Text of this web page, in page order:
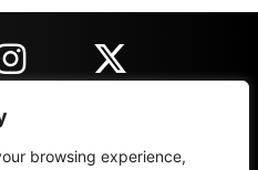
browsing experience,